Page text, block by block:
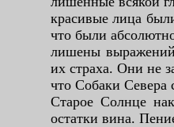
красивые лица
что были
лишены
их страха. Они не
что Собаки Севера
Старое Солнце
остатки вина.